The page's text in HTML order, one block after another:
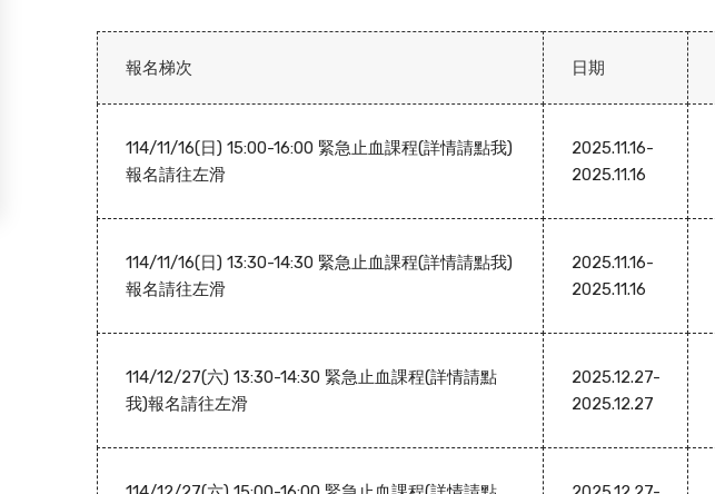
報名梯次 日期
114/11/16(日) 15:00-16:00 緊急止血課程(詳情請點我)
報名請往左滑
2025.11.16-
2025.11.16
114/11/16(日) 13:30-14:30 緊急止血課程(詳情請點我)
報名請往左滑
2025.11.16-
2025.11.16
114/12/27(六) 13:30-14:30 緊急止血課程(詳情請點
我)報名請往左滑
2025.12.27-
2025.12.27